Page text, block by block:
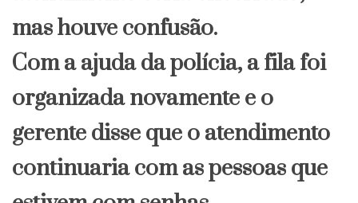
mas houve confusão.
Com a ajuda da polícia, a fila foi
organizada novamente e o
gerente disse que o atendimento
continuaria com as pessoas que